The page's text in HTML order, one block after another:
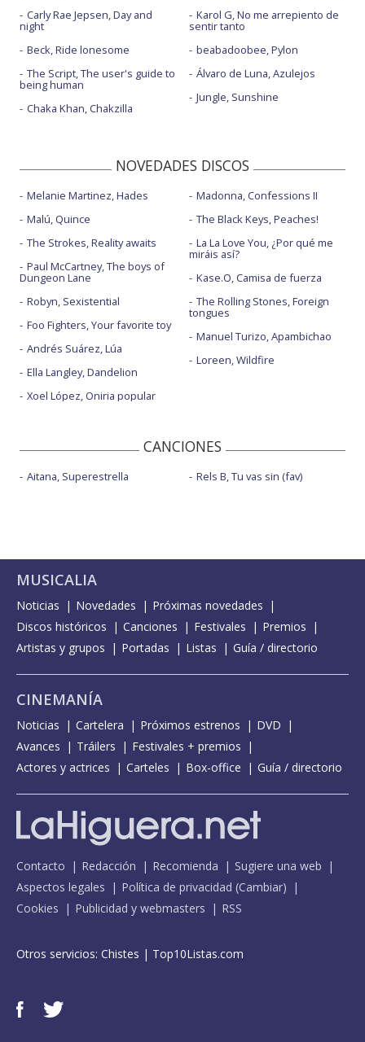
Carly Rae Jepsen, Day and
night
Beck, Ride lonesome
The Script, The user's guide to
being human
Chaka Khan, Chakzilla
Karol G, No me arrepiento de
sentir tanto
beabadoobee, Pylon
Álvaro de Luna, Azulejos
Jungle, Sunshine
NOVEDADES DISCOS
Melanie Martinez, Hades
Malú, Quince
The Strokes, Reality awaits
Paul McCartney, The boys of
Dungeon Lane
Robyn, Sexistential
Foo Fighters, Your favorite toy
Andrés Suárez, Lúa
Ella Langley, Dandelion
Xoel López, Oniria popular
Madonna, Confessions II
The Black Keys, Peaches!
La La Love You, ¿Por qué me
miráis así?
Kase.O, Camisa de fuerza
The Rolling Stones, Foreign
tongues
Manuel Turizo, Apambichao
Loreen, Wildfire
CANCIONES
Aitana, Superestrella Rels B, Tu vas sin (fav)
MUSICALIA
Noticias Novedades
Próximas novedades
Discos históricos
Canciones Festivales
Premios
Artistas y grupos
Portadas Listas Guía / directorio
CINEMANÍA
Noticias Cartelera Próximos estrenos
DVD
Avances
Tráilers
Festivales + premios
Actores y actrices
Carteles Box-office Guía / directorio
Contacto Redacción Recomienda
Sugiere una web
Aspectos legales
Política de privacidad (Cambiar)
Cookies
Publicidad y webmasters RSS
Otros servicios: Chistes | Top10Listas.com